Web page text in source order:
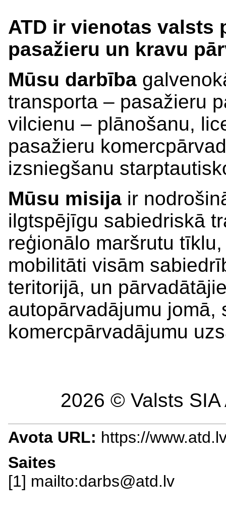
ATD ir vienotas valsts
pasažieru un kravu
Mūsu darbība
transporta – pasažieru
vilcienu – plānošanu,
pasažieru
izsniegšanu
Mūsu misija ir
ilgtspējīgu sabiedriskā
reģionālo maršrutu
mobilitāti visām
teritorijā, un
autopārvadājumu jomā,
komercpārvadājumu
2026 © Valsts
Avota URL: https://
Saites
[1] mailto:darbs@atd.lv